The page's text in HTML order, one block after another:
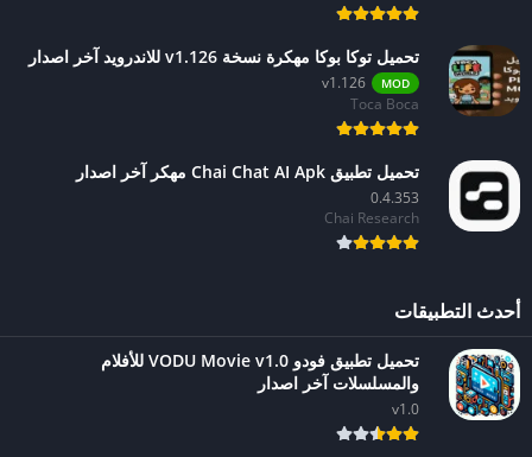
تحميل توكا بوكا مهكرة نسخة v1.126 للاندرويد آخر اصدار
MOD
v1.126
Toca Boca
تحميل تطبيق Chai Chat AI Apk مهكر آخر اصدار
0.4.353
Chai Research
أحدث التطبيقات
تحميل تطبيق فودو VODU Movie v1.0 للأفلام
والمسلسلات آخر اصدار
v1.0